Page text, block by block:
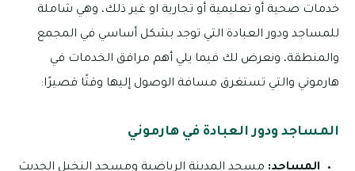
خدمات صحية أو تعليمية أو تجارية او غير ذلك، وهي شاملة
للمساجد ودور العبادة التي توجد بشكل أساسي في المجمع
والمنطقة، ونعرض لك فيما يلي أهم مرافق الخدمات في
هارموني والتي تستغرق مسافة الوصول إليها وقتًا قصيرًا:
المساجد ودور العبادة في هارموني
المساجد: مسجد المدينة الرياضية ومسجد النخيل الحديث